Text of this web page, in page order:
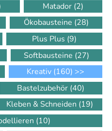
Matador (2)
Ökobausteine (28)
Plus Plus (9)
Softbausteine (27)
Kreativ (160) >>
Bastelzubehör (40)
Kleben & Schneiden (19)
(10)